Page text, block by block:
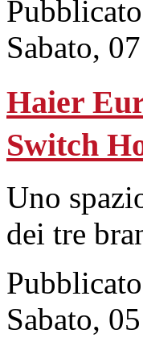
Sabato,
Haier
Switch
Uno
dei tre
Sabato,